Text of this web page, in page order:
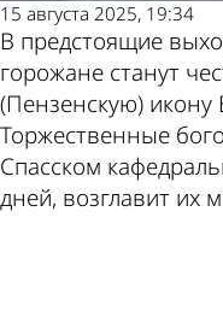
15 августа 2025, 19:34
В предстоящие
горожане станут
(Пензенскую)
Торжественные
Спасском
дней, возглавит их